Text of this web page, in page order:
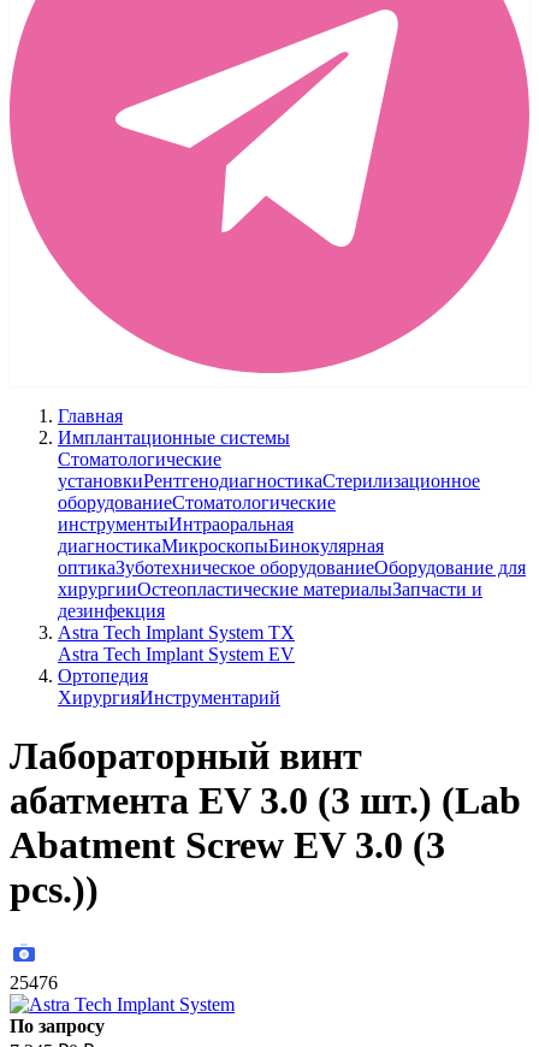
Главная
Имплантационные системы
Стоматологические
установкиРентгенодиагностикаСтерилизационное
оборудованиеСтоматологические
инструментыИнтраоральная
диагностикаМикроскопыБинокулярная
оптикаЗуботехническое оборудованиеОборудование для
хирургииОстеопластические материалыЗапчасти и
дезинфекция
Astra Tech Implant System TX
Astra Tech Implant System EV
Ортопедия
ХирургияИнструментарий
Лабораторный винт
абатмента EV 3.0 (3 шт.) (Lab
Abatment Screw EV 3.0 (3
pcs.))
25476
По запросу